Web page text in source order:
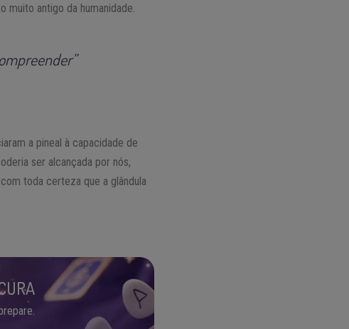
muito antigo da humanidade.
a pineal à capacidade de
ser alcançada por nós,
toda certeza que a glândula